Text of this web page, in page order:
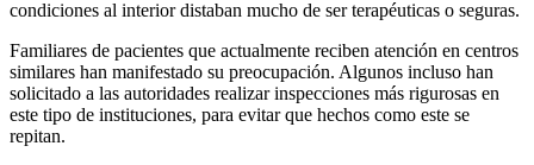
condiciones al interior distaban mucho de ser terapéuticas o seguras.
Familiares de pacientes que actualmente reciben atención en centros
similares han manifestado su preocupación. Algunos incluso han
solicitado a las autoridades realizar inspecciones más rigurosas en
este tipo de instituciones, para evitar que hechos como este se
repitan.